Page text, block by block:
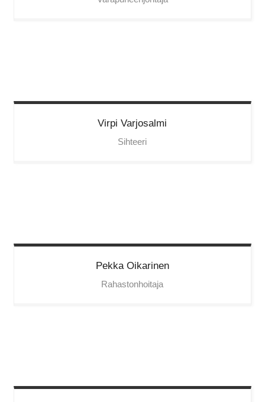
Virpi Varjosalmi
Sihteeri
Pekka Oikarinen
Rahastonhoitaja